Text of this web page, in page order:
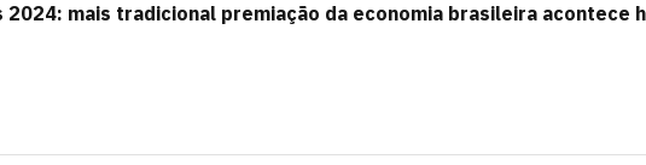
2024: mais tradicional premiação da economia brasileira acontece